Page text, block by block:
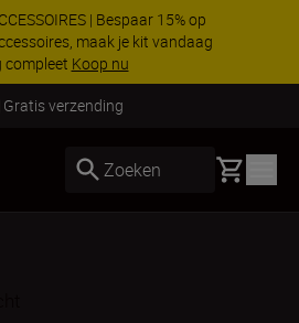
| Bespaar 15% op
maak je kit vandaag
compleet Koop nu
binnen 2-3 werkdagen
Zoeken Basket